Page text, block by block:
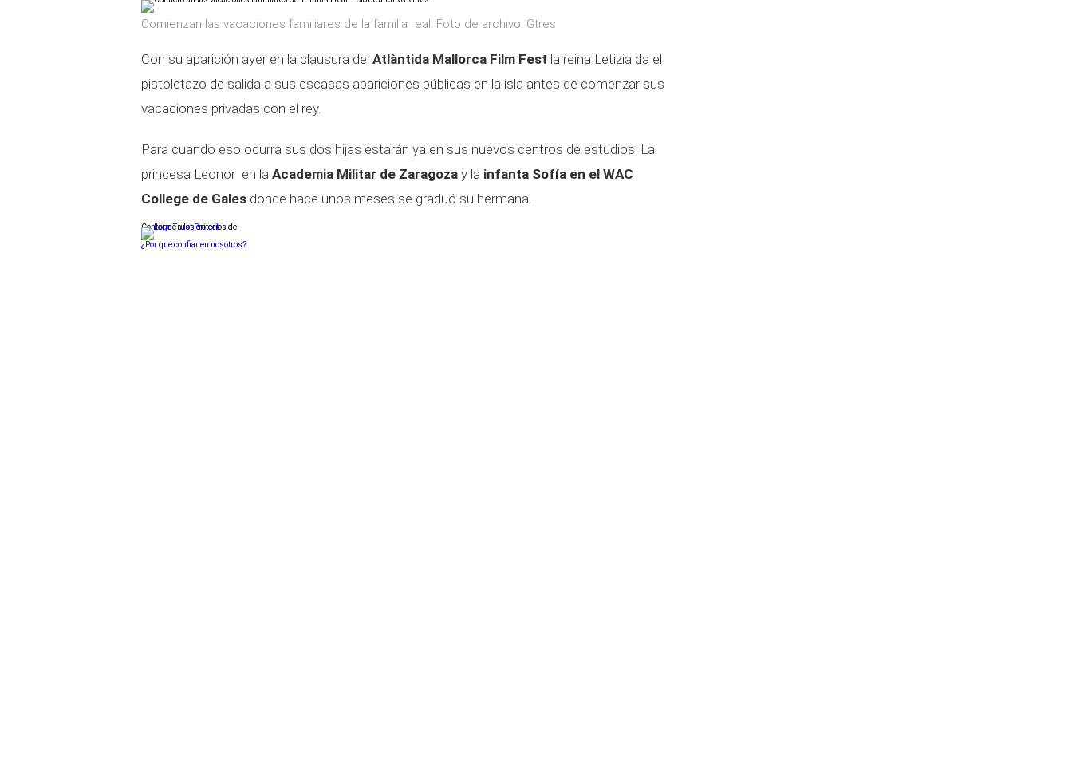
Comienzan las vacaciones familiares de la familia real. Foto de archivo: Gtres
Con su aparición ayer en la clausura del Atlàntida Mallorca Film Fest la reina Letizia da el
pistoletazo de salida a sus escasas apariciones públicas en la isla antes de comenzar sus
vacaciones privadas con el rey.
Para cuando eso ocurra sus dos hijas estarán ya en sus nuevos centros de estudios. La
princesa Leonor en la Academia Militar de Zaragoza y la infanta Sofía en el WAC
College de Gales donde hace unos meses se graduó su hermana.
Conforme a los criterios de
¿Por qué confiar en nosotros?